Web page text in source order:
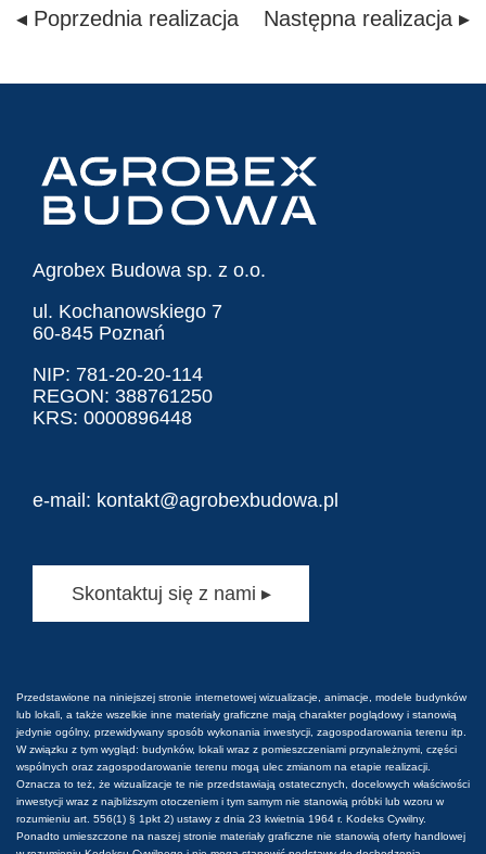
◂ Poprzednia realizacja Następna realizacja ▸
Agrobex Budowa sp. z o.o.
ul. Kochanowskiego 7
60-845 Poznań
NIP: 781-20-20-114
REGON: 388761250
KRS: 0000896448
e-mail: kontakt@agrobexbudowa.pl
Skontaktuj się z nami ▸
Przedstawione na niniejszej stronie internetowej wizualizacje, animacje, modele budynków
lub lokali, a także wszelkie inne materiały graficzne mają charakter poglądowy i stanowią
jedynie ogólny, przewidywany sposób wykonania inwestycji, zagospodarowania terenu itp.
W związku z tym wygląd: budynków, lokali wraz z pomieszczeniami przynależnymi, części
wspólnych oraz zagospodarowanie terenu mogą ulec zmianom na etapie realizacji.
Oznacza to też, że wizualizacje te nie przedstawiają ostatecznych, docelowych właściwości
inwestycji wraz z najbliższym otoczeniem i tym samym nie stanowią próbki lub wzoru w
rozumieniu art. 556(1) § 1pkt 2) ustawy z dnia 23 kwietnia 1964 r. Kodeks Cywilny.
Ponadto umieszczone na naszej stronie materiały graficzne nie stanowią oferty handlowej